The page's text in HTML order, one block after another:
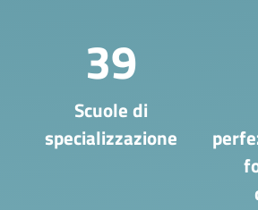
39
Scuole di
specializzazione